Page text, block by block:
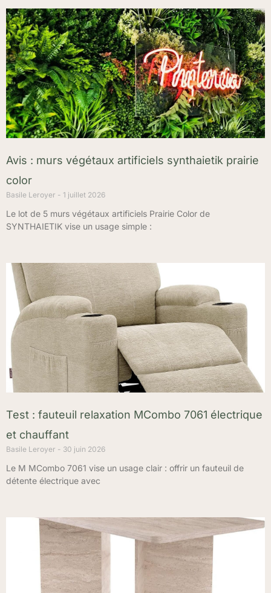
Avis : murs végétaux artificiels synthaietik prairie
color
Basile Leroyer 1 juillet 2026
Le lot de 5 murs végétaux artificiels Prairie Color de
SYNTHAIETIK vise un usage simple :
Test : fauteuil relaxation MCombo 7061 électrique
et chauffant
Basile Leroyer 30 juin 2026
Le M MCombo 7061 vise un usage clair : offrir un fauteuil de
détente électrique avec